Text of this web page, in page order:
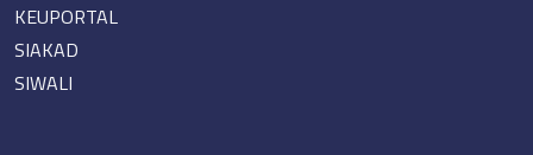
KEUPORTAL
SIAKAD
SIWALI